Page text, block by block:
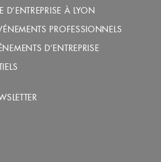
D’ENTREPRISE À LYON
PROFESSIONNELS
D’ENTREPRISE